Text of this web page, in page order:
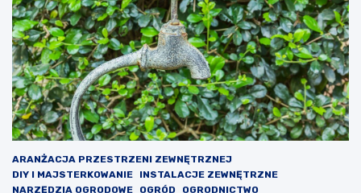
y
n
i
e
w
i
e
d
z
i
e
ć
?
ARANŻACJA PRZESTRZENI ZEWNĘTRZNEJ
DIY I MAJSTERKOWANIE
INSTALACJE ZEWNĘTRZNE
NARZĘDZIA OGRODOWE
OGRÓD OGRODNICTWO